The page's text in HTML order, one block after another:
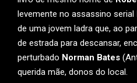
levemente no assassino serial
de uma jovem ladra que, ao
de estrada para descansar,
perturbado Norman Bates
querida mãe, donos do local.